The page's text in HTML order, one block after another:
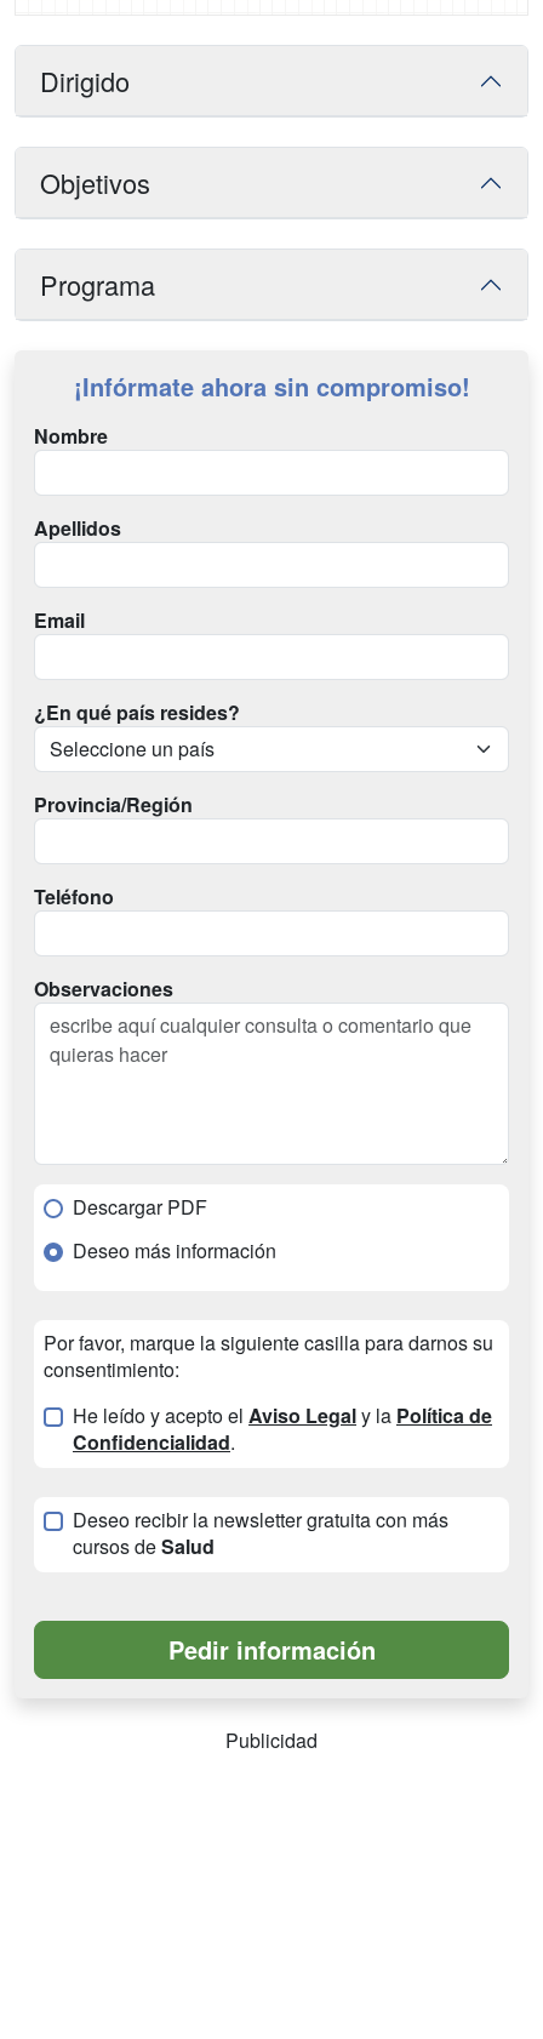
Dirigido
Objetivos
Programa
¡Infórmate ahora sin compromiso!
Nombre
Apellidos
Email
¿En qué país resides?
Provincia/Región
Teléfono
Observaciones
Descargar PDF
Deseo más información
Por favor, marque la siguiente casilla para darnos su
consentimiento:
He leído y acepto el Aviso Legaly la Política de
Confidencialidad.
Deseo recibir la newsletter gratuita con más
cursos deSalud
Publicidad